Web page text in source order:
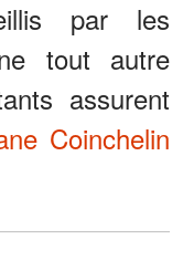
par les
tout autre
assurent
Coinchelin